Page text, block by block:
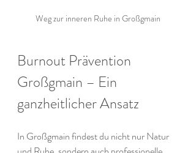
Weg zur inneren Ruhe in Großgmain
Burnout Prävention
Großgmain – Ein
ganzheitlicher Ansatz
In Großgmain findest du nicht nur Natur